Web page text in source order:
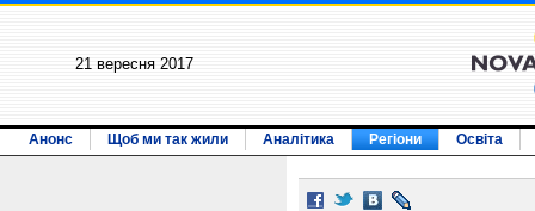
21 вересня 2017
Анонс Щоб ми так жили Аналітика Регіони Освіта